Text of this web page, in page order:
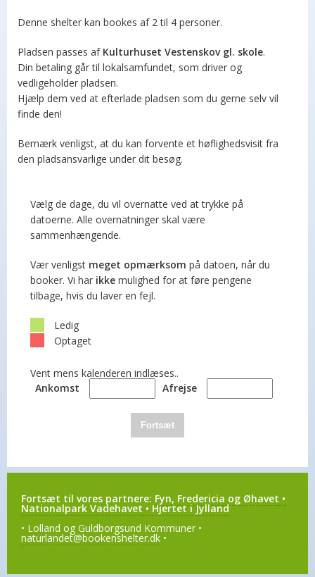
Denne shelter kan bookes af 2 til 4 personer.
Pladsen passes af Kulturhuset Vestenskov gl. skole.
Din betaling går til lokalsamfundet, som driver og
vedligeholder pladsen.
Hjælp dem ved at efterlade pladsen som du gerne selv vil
finde den!
Bemærk venligst, at du kan forvente et høflighedsvisit fra
den pladsansvarlige under dit besøg.
Vælg de dage, du vil overnatte ved at trykke på
datoerne. Alle overnatninger skal være
sammenhængende.
Vær venligst meget opmærksom på datoen, når du
booker. Vi har ikke mulighed for at føre pengene
tilbage, hvis du laver en fejl.
Ledig
Optaget
Vent mens kalenderen indlæses..
Ankomst
Afrejse
Fortsæt
Fortsæt til vores partnere: Fyn, Fredericia og Øhavet •
Nationalpark Vadehavet • Hjertet i Jylland
• Lolland og Guldborgsund Kommuner •
naturlandet@bookenshelter.dk •